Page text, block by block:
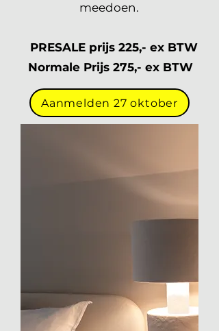
meedoen.
PRESALE prijs 225,- ex BTW
Normale Prijs 275,- ex BTW
Aanmelden 27 oktober